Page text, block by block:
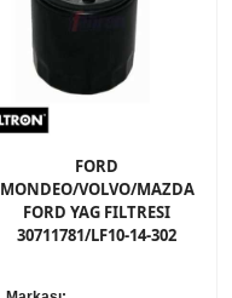
FORD
MONDEO/VOLVO/MAZDA
FORD YAG FILTRESI
30711781/LF10-14-302